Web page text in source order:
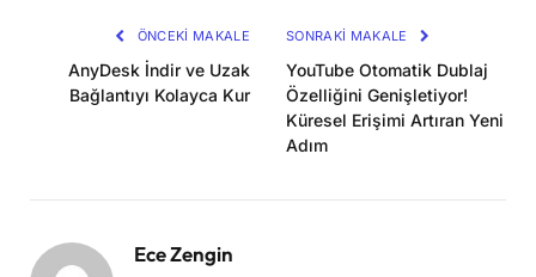
ÖNCEKI MAKALE
AnyDesk İndir ve Uzak
Bağlantıyı Kolayca Kur
SONRAKI MAKALE
YouTube Otomatik Dublaj
Özelliğini Genişletiyor!
Küresel Erişimi Artıran Yeni
Adım
Ece Zengin